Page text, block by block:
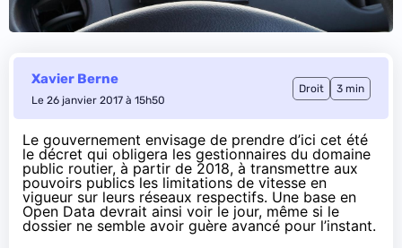
Xavier Berne
Le 26 janvier 2017 à 15h50
Droit 3 min
Le gouvernement envisage de prendre d’ici cet été
le décret qui obligera les gestionnaires du domaine
public routier, à partir de 2018, à transmettre aux
pouvoirs publics les limitations de vitesse en
vigueur sur leurs réseaux respectifs. Une base en
Open Data devrait ainsi voir le jour, même si le
dossier ne semble avoir guère avancé pour l’instant.